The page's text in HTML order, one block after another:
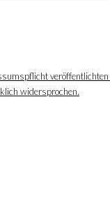
widersprochen.